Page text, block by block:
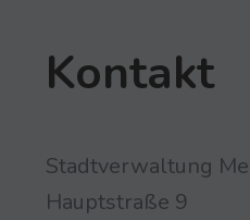
Kontakt
Stadtverwaltung
Hauptstraße 9